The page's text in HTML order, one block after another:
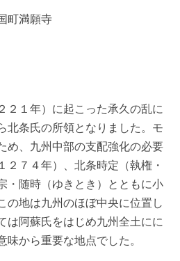
満願寺
２１年）に起こった承久の乱に
北条氏の所領となりました。モ
め、九州中部の支配強化の必要
２７４年）、北条時定（執権・
・随時（ゆきとき）とともに小
の地は九州のほぼ中央に位置し
は阿蘇氏をはじめ九州全土にに
から重要な地点でした。